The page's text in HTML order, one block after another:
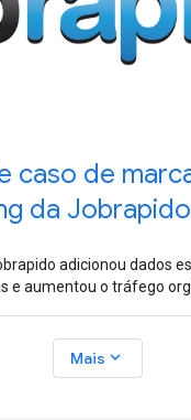
caso de
da Jobrapido
adicionou dados
e aumentou o tráfego
Mais expand_more